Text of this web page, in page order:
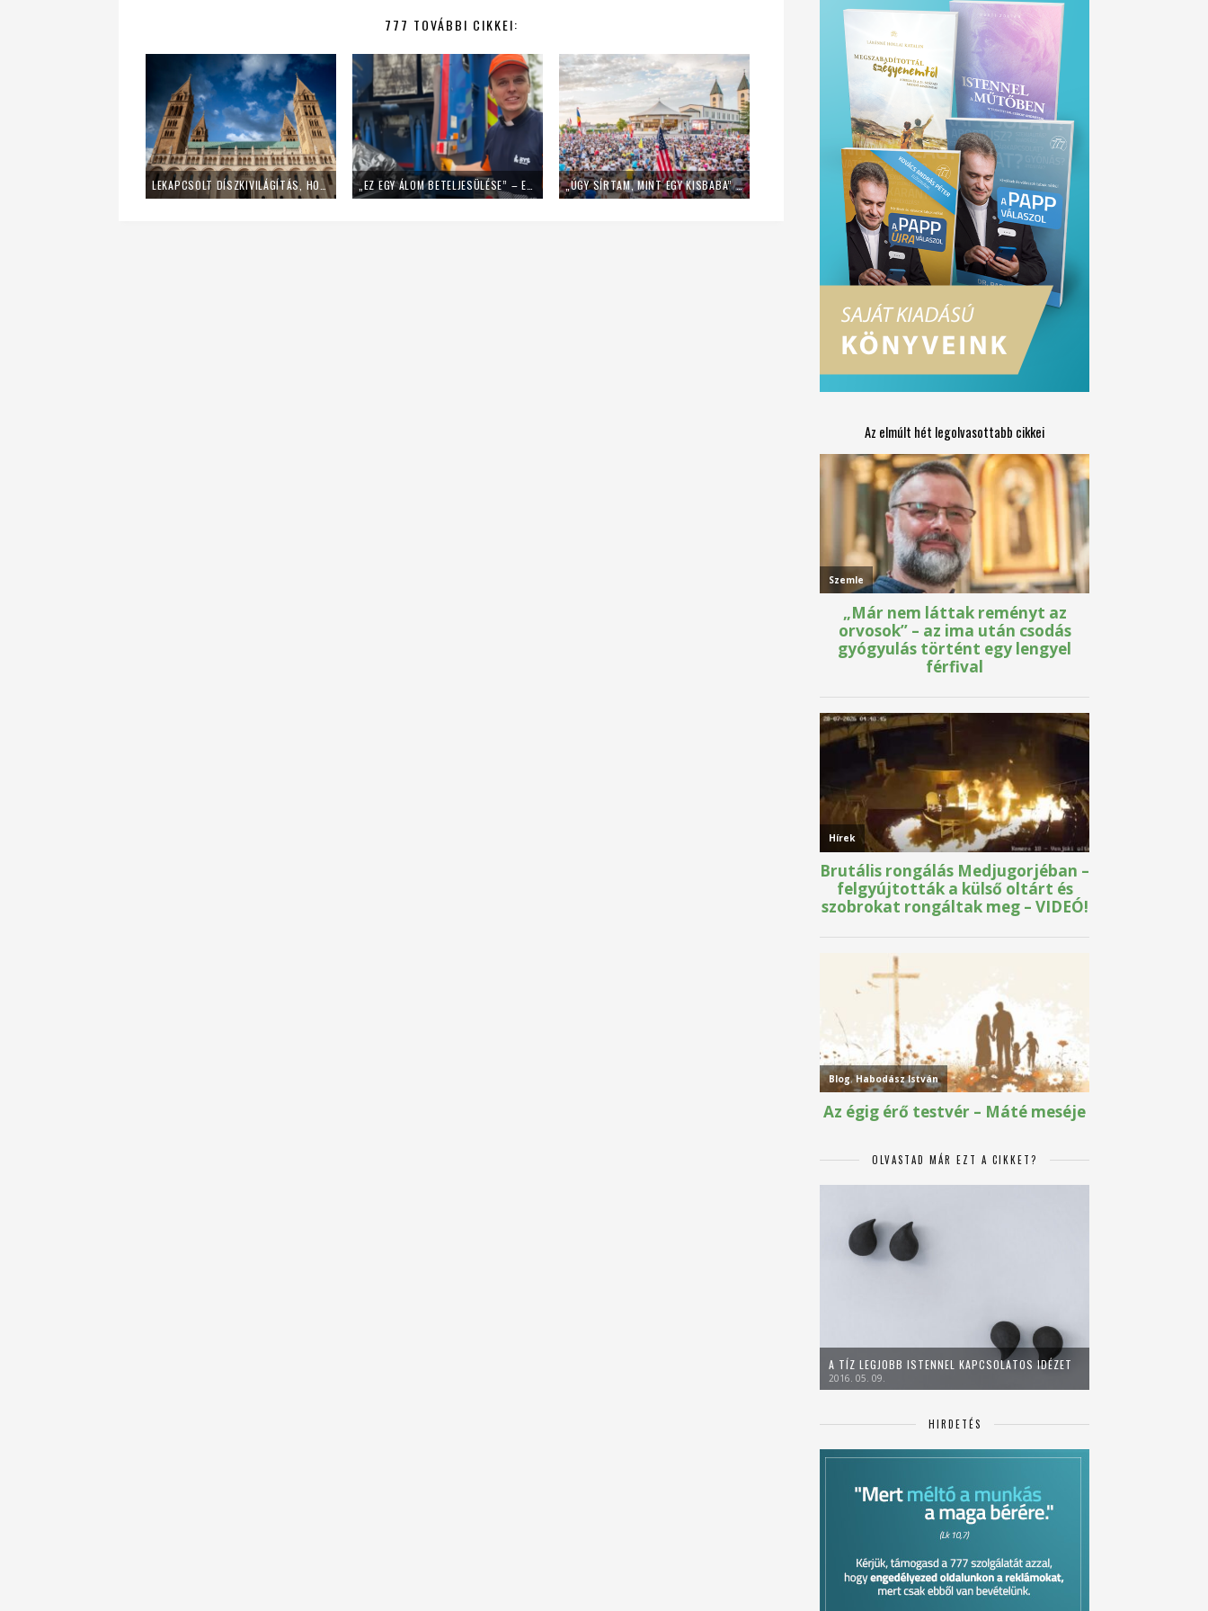
777 TOVÁBBI CIKKEI:
LEKAPCSOLT DÍSZKIVILÁGÍTÁS, HOME OFFICE – ÍGY SPÓROL AZ ENERGIÁVAL A PÉCSI EGYHÁZMEGYE „ÚGY SÍRTAM, MINT EGY KISBABA” – FIATALOK A MLADIFESTRŐL
Az elmúlt hét legolvasottabb cikkei
OLVASTAD MÁR EZT A CIKKET?
A TÍZ LEGJOBB ISTENNEL KAPCSOLATOS IDÉZET
2016. 05. 09.
HIRDETÉS